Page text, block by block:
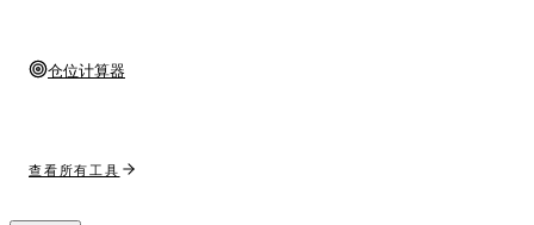
仓位计算器
查看所有工具